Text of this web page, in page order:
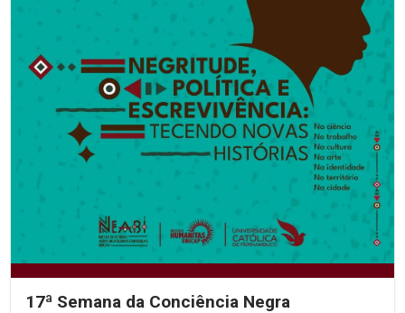
17ª Semana da Conciência Negra